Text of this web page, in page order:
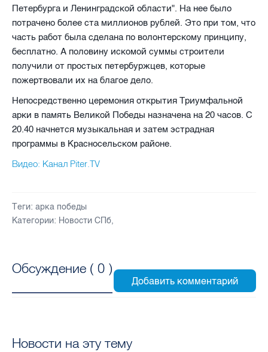
Петербурга и Ленинградской области". На нее было
потрачено более ста миллионов рублей. Это при том, что
часть работ была сделана по волонтерскому принципу,
бесплатно. А половину искомой суммы строители
получили от простых петербуржцев, которые
пожертвовали их на благое дело.
Непосредственно церемония открытия Триумфальной
арки в память Великой Победы назначена на 20 часов. С
20.40 начнется музыкальная и затем эстрадная
программы в Красносельском районе.
Видео: Канал Piter.TV
Теги: арка победы
Категории: Новости СПб,
Обсуждение ( 0 )
Новости на эту тему